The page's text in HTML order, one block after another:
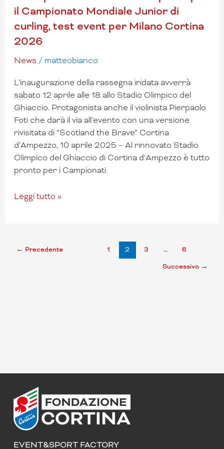
il Campionato Mondiale Junior di
curling, test event per Milano Cortina
2026
News / matteobianco
L’inaugurazione della rassegna iridata avverrà
sabato 12 aprile alle 18 allo Stadio Olimpico del
Ghiaccio. Protagonista anche il violinista Pierpaolo
Foti che darà il via all’evento con una versione
rivisitata di “Scotland the Brave” Cortina
d’Ampezzo, 10 aprile 2025 – Al rinnovato Stadio
Olimpico del Ghiaccio di Cortina d’Ampezzo è tutto
pronto per i Campionati
event
per
Milano
2026
Leggi tutto »
← Precedente 1 2 3 … 6
Successivo →
EVENT&SPORT FACTORY